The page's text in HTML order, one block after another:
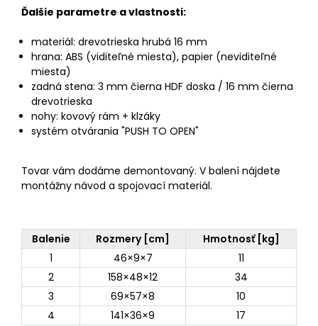
Ďalšie parametre a vlastnosti:
materiál: drevotrieska hrubá 16 mm
hrana: ABS (viditeľné miesta), papier (neviditeľné
miesta)
zadná stena: 3 mm čierna HDF doska / 16 mm čierna
drevotrieska
nohy: kovový rám + klzáky
systém otvárania "PUSH TO OPEN"
Tovar vám dodáme demontovaný. V balení nájdete
montážny návod a spojovací materiál.
Balenie Rozmery [cm]
Hmotnosť [kg]
1
46×9×7
11
2
158×48×12
34
3
69×57×8
10
4
141×36×9
17